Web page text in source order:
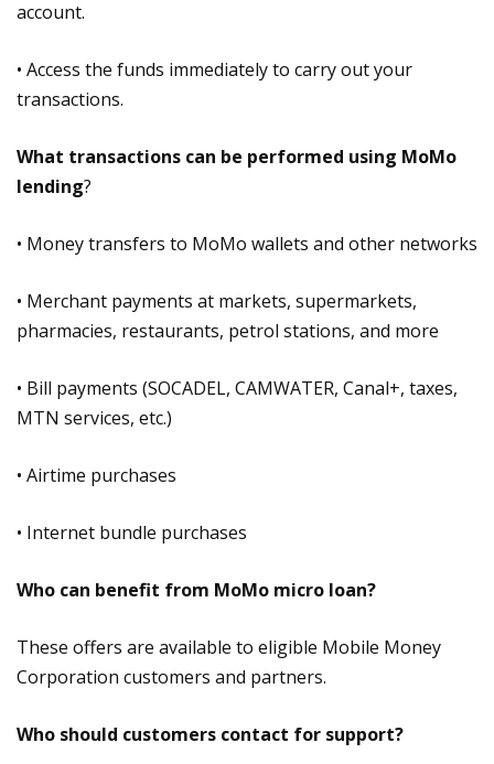
account.
• Access the funds immediately to carry out your
transactions.
What transactions can be performed using MoMo
lending?
• Money transfers to MoMo wallets and other networks
• Merchant payments at markets, supermarkets,
pharmacies, restaurants, petrol stations, and more
• Bill payments (SOCADEL, CAMWATER, Canal+, taxes,
MTN services, etc.)
• Airtime purchases
• Internet bundle purchases
Who can benefit from MoMo micro loan?
These offers are available to eligible Mobile Money
Corporation customers and partners.
Who should customers contact for support?